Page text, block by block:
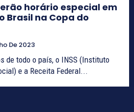
horário especial em
Brasil na Copa do
De 2023
de todo o país, o INSS (Instituto
e a Receita Federal...